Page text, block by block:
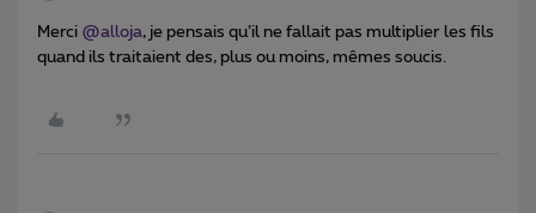
Merci @alloja, je pensais qu’il ne fallait pas multiplier les fils
quand ils traitaient des, plus ou moins, mêmes soucis.